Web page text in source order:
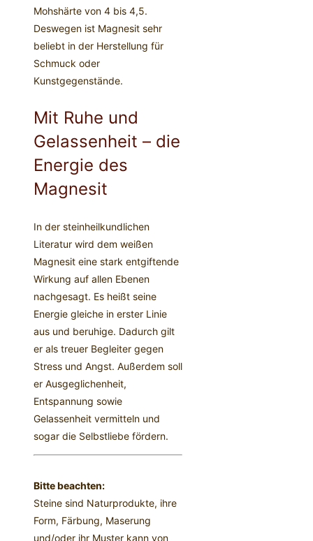
Mohshärte von 4 bis 4,5.
Deswegen ist Magnesit sehr
beliebt in der Herstellung für
Schmuck oder
Kunstgegenstände.
Mit Ruhe und
Gelassenheit – die
Energie des
Magnesit
In der steinheilkundlichen
Literatur wird dem weißen
Magnesit eine stark entgiftende
Wirkung auf allen Ebenen
nachgesagt. Es heißt seine
Energie gleiche in erster Linie
aus und beruhige. Dadurch gilt
er als treuer Begleiter gegen
Stress und Angst. Außerdem soll
er Ausgeglichenheit,
Entspannung sowie
Gelassenheit vermitteln und
sogar die Selbstliebe fördern.
Bitte beachten:
Steine sind Naturprodukte, ihre
Form, Färbung, Maserung
und/oder ihr Muster kann von